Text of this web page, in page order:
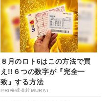
８月のロト6はこの方法で買
え!!６つの数字が『完全一
致』する方法
PR(株式会社MURA)